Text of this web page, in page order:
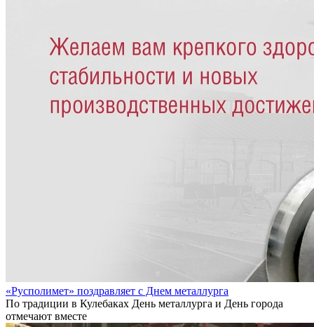
«Русполимет» поздравляет с Днем металлурга
По традиции в Кулебаках День металлурга и День города
отмечают вместе